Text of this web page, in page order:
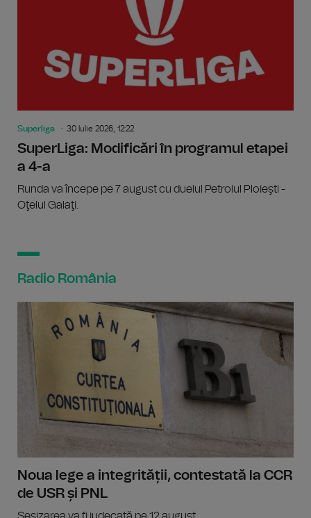
Superliga 30 Iulie 2026, 12:22
SuperLiga: Modificări în programul etapei
a 4-a
Runda va începe pe 7 august cu duelul Petrolul Ploieşti -
Oţelul Galaţi.
Radio România
Noua lege a integrității, contestată la CCR
de USR și PNL
Sesizarea va fi judecată pe 12 august.